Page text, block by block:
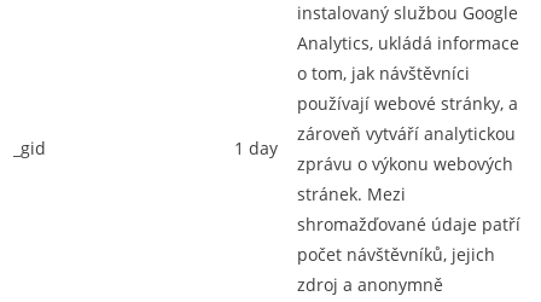
_gid 1 day
instalovaný službou Google
Analytics, ukládá informace
o tom, jak návštěvníci
používají webové stránky, a
zároveň vytváří analytickou
zprávu o výkonu webových
stránek. Mezi
shromažďované údaje patří
počet návštěvníků, jejich
zdroj a anonymně